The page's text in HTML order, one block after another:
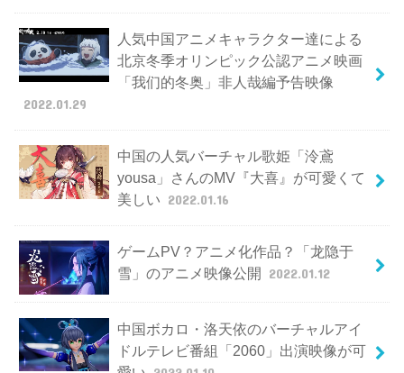
人気中国アニメキャラクター達による
北京冬季オリンピック公認アニメ映画
「我们的冬奥」非人哉編予告映像
2022.01.29
中国の人気バーチャル歌姫「泠鳶
yousa」さんのMV『大喜』が可愛くて
美しい 2022.01.16
ゲームPV？アニメ化作品？「龙隐于
雪」のアニメ映像公開
2022.01.12
中国ボカロ・洛天依のバーチャルアイ
ドルテレビ番組「2060」出演映像が可